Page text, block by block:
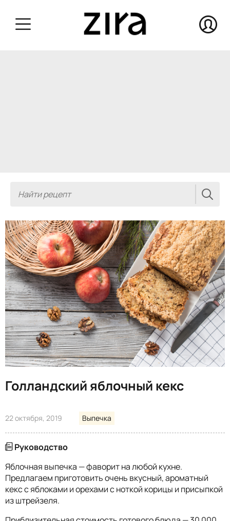
Голландский яблочный кекс
22 октября, 2019 Выпечка
Руководство
Яблочная выпечка — фаворит на любой кухне.
Предлагаем приготовить очень вкусный, ароматный
кекс с яблоками и орехами с ноткой корицы и присыпкой
из штрейзеля.